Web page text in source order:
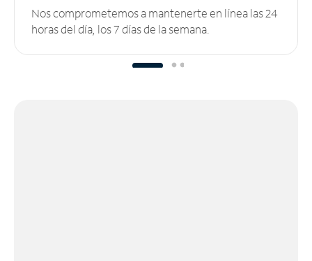
Nos comprometemos a mantenerte en línea las 24
horas del día, los 7 días de la semana.